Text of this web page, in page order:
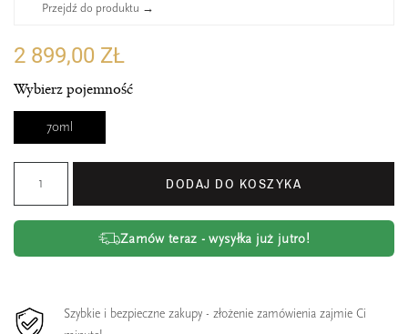
Przejdź do produktu →
2 899,00 ZŁ
Wybierz pojemność
70ml
DODAJ DO KOSZYKA
Zamów teraz - wysyłka już jutro!
Szybkie i bezpieczne zakupy - złożenie zamówienia zajmie Ci